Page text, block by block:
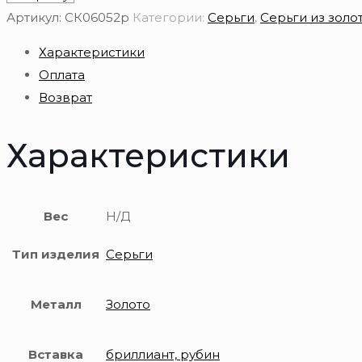
Серьги
золота
пробы
Артикул: СК06052р Категории: Серьги, Серьги из
Характеристики
Оплата
Возврат
Характеристики
Вес Н/Д
Тип изделия Серьги
Металл Золото
Вставка бриллиант, рубин